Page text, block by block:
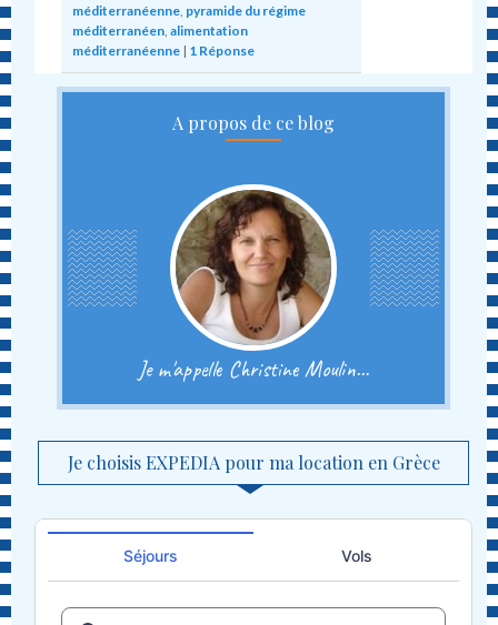
méditerranéenne, pyramide du régime
méditerranéen,alimentation
méditerranéenne | 1 Réponse
A propos de ce blog
Je m'appelle Christine Moulin...
Je choisis EXPEDIA pour ma location en Grèce